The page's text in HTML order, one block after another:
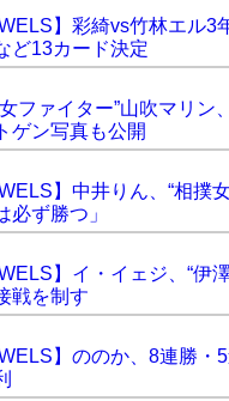
】彩綺vs竹林エル3
ど13カード決定
ファイター”山吹マリン
ゲン写真も公開
】中井りん、“相撲
必ず勝つ」
】イ・イェジ、“伊
戦を制す
】ののか、8連勝・